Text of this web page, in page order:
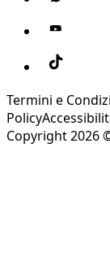
Termini e
Policy
Copyright 2026